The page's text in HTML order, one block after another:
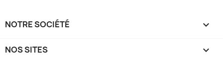
NOTRE SOCIÉTÉ 
NOS SITES 